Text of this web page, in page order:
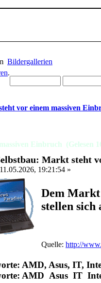
Bildergallerien
.
vor einem massiven
Einbruch (Gelesen
Markt steht
11.05.2026, 19:21:54 »
Dem Markt
stellen sich
Quelle: http://
AMD, Asus, IT,
AMD Asus IT